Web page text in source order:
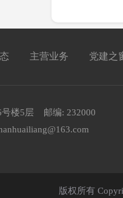
主营业务 党建之
号楼5层 邮编: 232000
版权所有